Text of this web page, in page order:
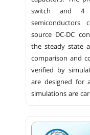
switch and 4
semiconductors
source DC-DC
the steady state
comparison and
verified by
are designed for
simulations are